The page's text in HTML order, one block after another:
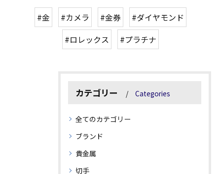
#金 #カメラ #金券
#ダイヤモンド
#ロレックス
#プラチナ
カテゴリー Categories
全てのカテゴリー
ブランド
貴金属
切手